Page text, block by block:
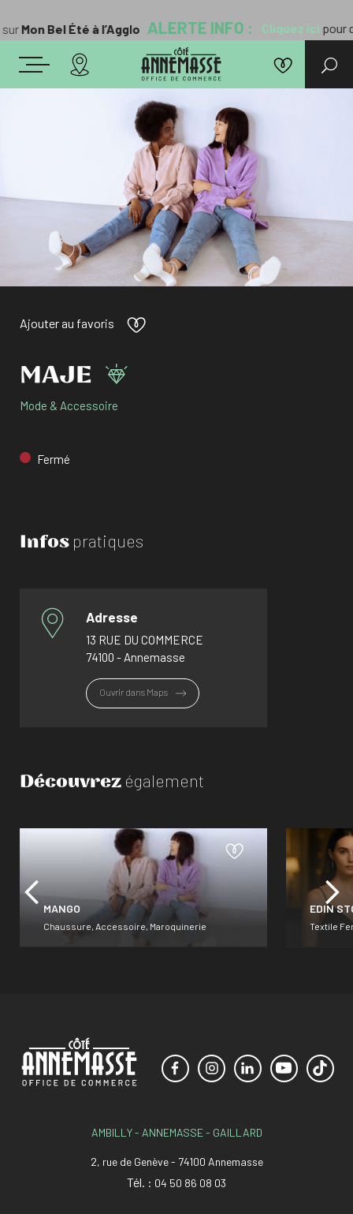
Mon Bel Été à l’Agglo ALERTE INFO : Cliquez ici pour
Ajouter au favoris
MAJE
Mode & Accessoire
Fermé
Infos pratiques
Adresse
13 RUE DU COMMERCE
74100 - Annemasse
Ouvrir dans Maps
Découvrez également
MANGO
Chaussure, Accessoire, Maroquinerie
EDIN
Textile
AMBILLY - ANNEMASSE - GAILLARD
2, rue de Genève - 74100 Annemasse
Tél. : 04 50 86 08 03